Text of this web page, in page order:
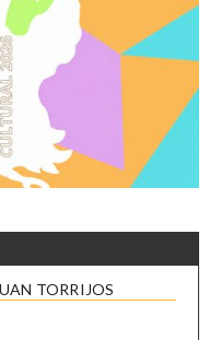
TORRIJOS